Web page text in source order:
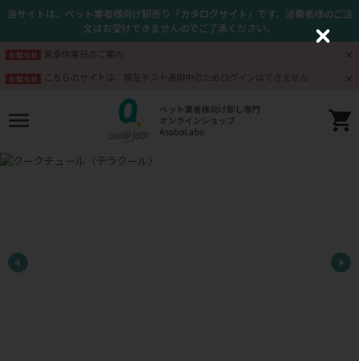
当サイトは、ペット業者様向け卸売り「カタログサイト」です。消費者様のご注
文はお受けできませんのでご了承ください。
お知らせ 夏季休業日のご案内
お知らせ こちらのサイトは、現在テスト運用中のためログインはできません
C